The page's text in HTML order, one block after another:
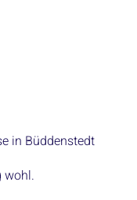
in Büddenstedt
wohl.